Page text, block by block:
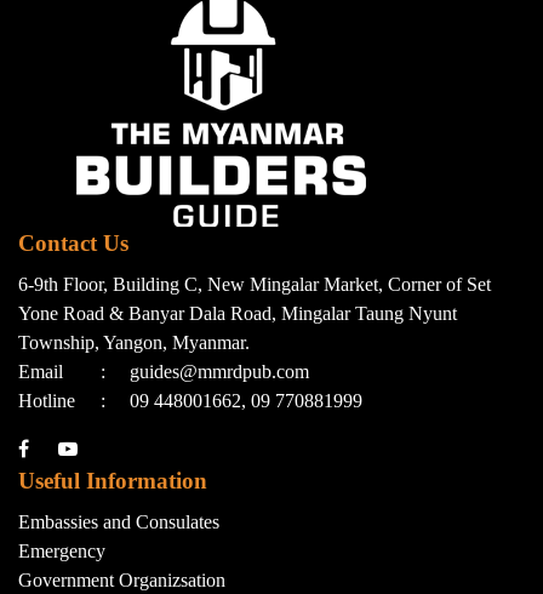
Contact Us
6-9th Floor, Building C, New Mingalar Market, Corner of Set
Yone Road & Banyar Dala Road, Mingalar Taung Nyunt
Township, Yangon, Myanmar.
Email
:
guides@mmrdpub.com
Hotline
: 09 448001662, 09 770881999
Useful Information
Embassies and Consulates
Emergency
Government Organizsation